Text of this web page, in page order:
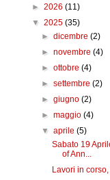
► 2026 (11)
▼ 2025 (35)
►dicembre(2)
►novembre(4)
►ottobre(4)
►settembre(2)
►giugno(2)
►maggio(4)
▼aprile(5)
Sabato 19
of Ann...
Lavori in